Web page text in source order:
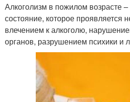
Алкоголизм в пожилом возрасте –
состояние, которое проявляется
влечением к алкоголю,
органов, разрушением психики и